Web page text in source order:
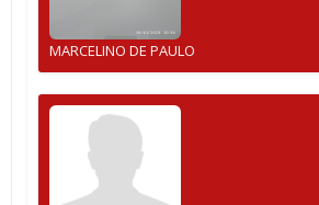
MARCELINO DE PAULO